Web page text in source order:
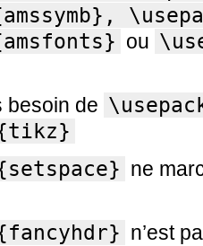
ou
besoin de
ne
n’est